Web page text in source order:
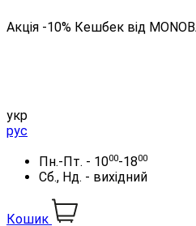
Акція -10% Кешбек від
укр
рус
Пн.-Пт. - 1000-1800
Сб., Нд. - вихідний
Кошик